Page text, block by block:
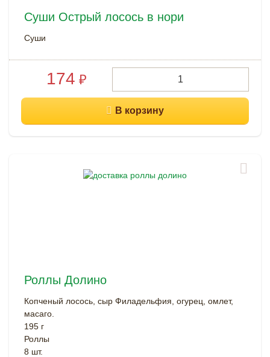
Суши Острый лосось в нори
Суши
174 ₽
Роллы Долино
Копченый лосось, сыр Филадельфия, огурец, омлет,
масаго.
195 г
Роллы
8 шт.